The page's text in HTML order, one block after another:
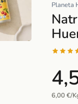
Planeta
6,00 €/